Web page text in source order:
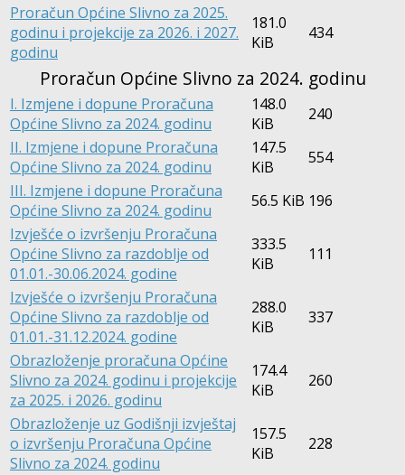
Proračun Općine Slivno za 2025.
godinu i projekcije za 2026. i 2027.
godinu
181.0
KiB
434
Proračun Općine Slivno za 2024. godinu
I. Izmjene i dopune Proračuna
Općine Slivno za 2024. godinu
148.0
KiB
240
II. Izmjene i dopune Proračuna
Općine Slivno za 2024. godinu
147.5
KiB
554
III. Izmjene i dopune Proračuna
Općine Slivno za 2024. godinu
56.5 KiB 196
Izvješće o izvršenju Proračuna
Općine Slivno za razdoblje od
01.01.-30.06.2024. godine
333.5
KiB
111
Izvješće o izvršenju Proračuna
Općine Slivno za razdoblje od
01.01.-31.12.2024. godine
288.0
KiB
337
Obrazloženje proračuna Općine
Slivno za 2024. godinu i projekcije
za 2025. i 2026. godinu
174.4
KiB
260
Obrazloženje uz Godišnji izvještaj
o izvršenju Proračuna Općine
Slivno za 2024. godinu
157.5
KiB
228